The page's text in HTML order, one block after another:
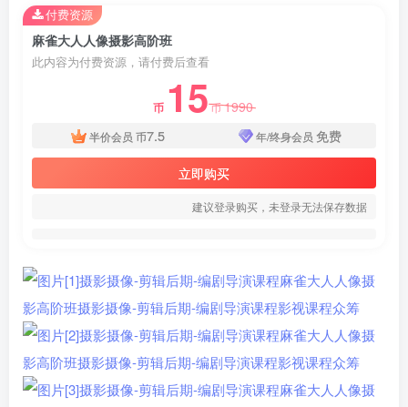
麻雀大人人像摄影高阶班
此内容为付费资源，请付费后查看
币 15币1990
半价会员 币7.5 年/终身会员 免费
立即购买
建议登录购买，未登录无法保存数据
付费资源